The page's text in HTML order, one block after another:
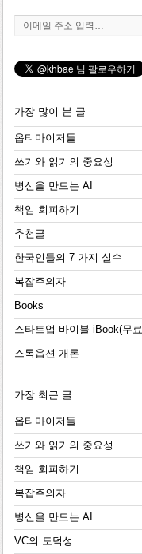
이메일 주소 입력…
가장 많이 본 글
옵티마이저들
쓰기와 읽기의 중요성
병신을 만드는 AI
책임 회피하기
추천글
한국인들의 7 가지 실수
복잡주의자
Books
스타트업 바이블 iBook(무
스톡옵션 개론
가장 최근 글
옵티마이저들
쓰기와 읽기의 중요성
책임 회피하기
복잡주의자
병신을 만드는 AI
VC의 도덕성